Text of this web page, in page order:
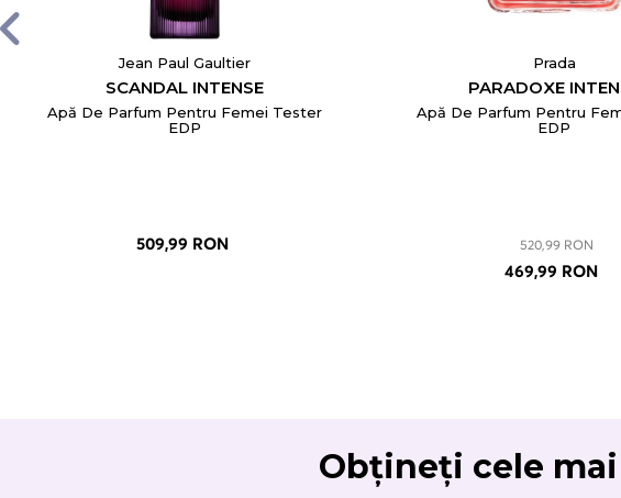
Jean Paul Gaultier
SCANDAL INTENSE
Apă De Parfum Pentru Femei Tester
EDP
509,99 RON
Prada
PARADOXE
Apă De Parfum Pentru
EDP
520,99 RON
469,99 RON
Obțineți cele